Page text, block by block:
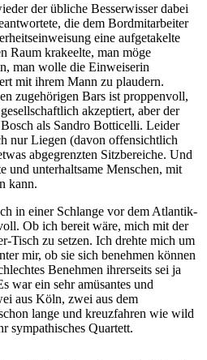
der übliche Besserwisser dabei
die dem Bordmitarbeiter
eine aufgetakelte
Raum krakeelte, man möge
man wolle die Einweiserin
mit ihrem Mann zu plaudern.
zugehörigen Bars ist proppenvoll,
akzeptiert, aber der
als Sandro Botticelli. Leider
nur Liegen (davon offensichtlich
abgegrenzten Sitzbereiche. Und
und unterhaltsame Menschen, mit
kann.
in einer Schlange vor dem Atlantik-
Ob ich bereit wäre, mich mit der
Tisch zu setzen. Ich drehte mich um
mir, ob sie sich benehmen können
Benehmen ihrerseits sei ja
war ein sehr amüsantes und
aus Köln, zwei aus dem
lange und kreuzfahren wie wild
sympathisches Quartett.